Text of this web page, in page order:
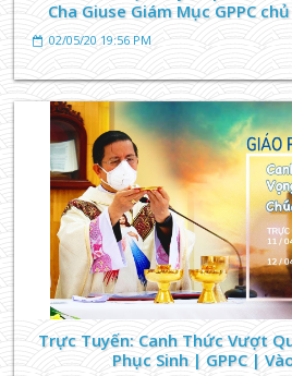
Bổn mạng Ban Bác Ái, thánh
30/07/23 05:03 AM
THÔNG BÁO
NGÀY 13.08.2023 KHAI GIẢNG
Cha Giuse Giám Mục GPPC
02/05/20 19:56 PM
Trực Tuyến: Canh Thức Vượt
Phục Sinh | GPPC |